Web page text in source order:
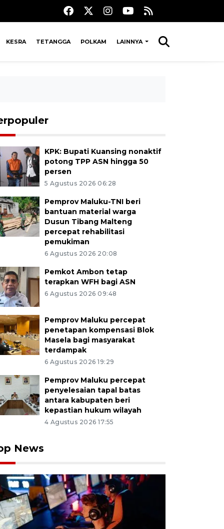
KESRA TETANGGA POLKAM LAINNYA
KPK: Bupati Kuansing nonaktif
potong TPP ASN hingga 50
persen
5 Agustus 2026 06:28
Pemprov Maluku-TNI beri
bantuan material warga
Dusun Tibang Malteng
percepat rehabilitasi
pemukiman
6 Agustus 2026 20:08
Pemkot Ambon tetap
terapkan WFH bagi ASN
6 Agustus 2026 09:48
Pemprov Maluku percepat
penetapan kompensasi Blok
Masela bagi masyarakat
terdampak
6 Agustus 2026 19:29
Pemprov Maluku percepat
penyelesaian tapal batas
antara kabupaten beri
kepastian hukum wilayah
4 Agustus 2026 17:55
News